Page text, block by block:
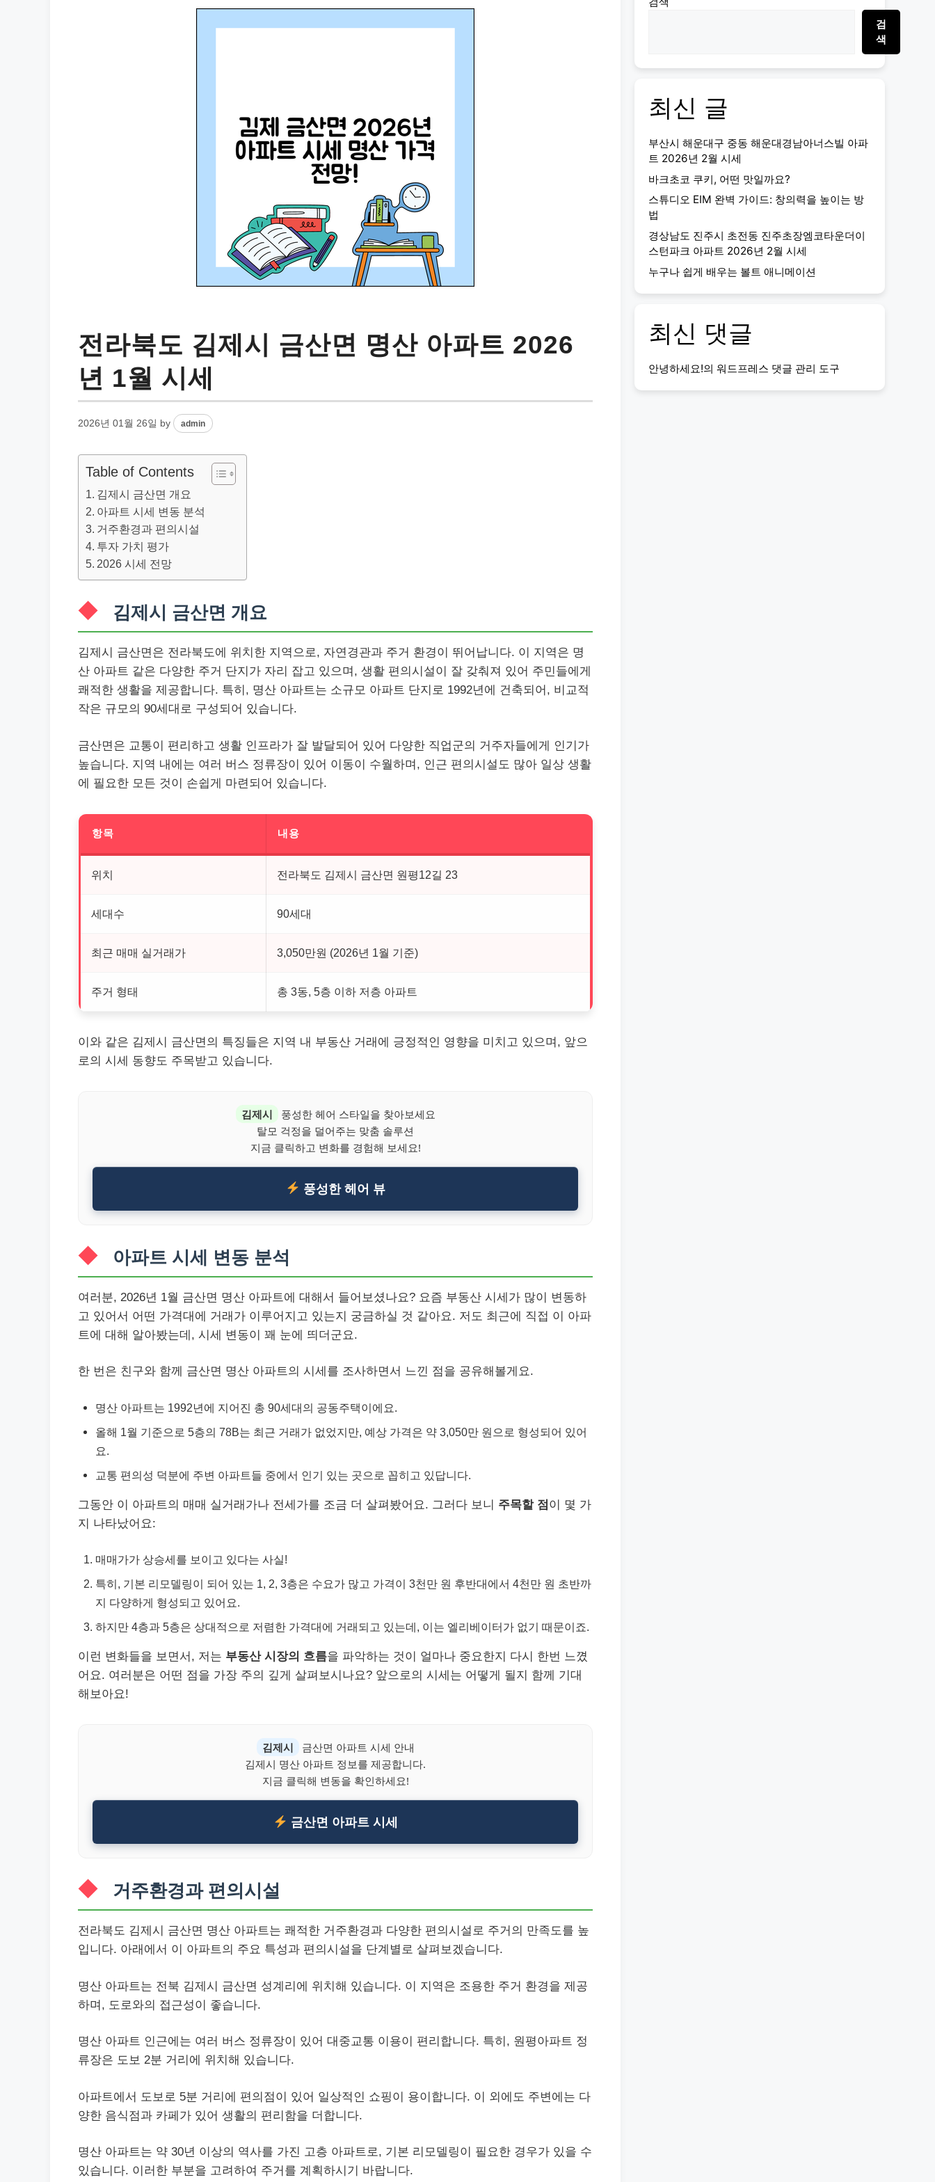
전라북도 김제시 금산면 명산 아파트 2026
년 1월 시세
2026년 01월 26일 by admin
Table of Contents
김제시 금산면 개요
아파트 시세 변동 분석
거주환경과 편의시설
투자 가치 평가
2026 시세 전망
김제시 금산면 개요
김제시 금산면은 전라북도에 위치한 지역으로, 자연경관과 주거 환경이 뛰어납니다. 이 지역은 명
산 아파트 같은 다양한 주거 단지가 자리 잡고 있으며, 생활 편의시설이 잘 갖춰져 있어 주민들에게
쾌적한 생활을 제공합니다. 특히, 명산 아파트는 소규모 아파트 단지로 1992년에 건축되어, 비교적
작은 규모의 90세대로 구성되어 있습니다.
금산면은 교통이 편리하고 생활 인프라가 잘 발달되어 있어 다양한 직업군의 거주자들에게 인기가
높습니다. 지역 내에는 여러 버스 정류장이 있어 이동이 수월하며, 인근 편의시설도 많아 일상 생활
에 필요한 모든 것이 손쉽게 마련되어 있습니다.
항목 내용
위치 전라북도 김제시 금산면 원평12길 23
세대수 90세대
최근 매매 실거래가 3,050만원 (2026년 1월 기준)
주거 형태 총 3동, 5층 이하 저층 아파트
이와 같은 김제시 금산면의 특징들은 지역 내 부동산 거래에 긍정적인 영향을 미치고 있으며, 앞으
로의 시세 동향도 주목받고 있습니다.
김제시
풍성한 헤어 스타일을 찾아보세요
탈모 걱정을 덜어주는 맞춤 솔루션
지금 클릭하고 변화를 경험해 보세요!
풍성한 헤어 뷰
아파트 시세 변동 분석
여러분, 2026년 1월 금산면 명산 아파트에 대해서 들어보셨나요? 요즘 부동산 시세가 많이 변동하
고 있어서 어떤 가격대에 거래가 이루어지고 있는지 궁금하실 것 같아요. 저도 최근에 직접 이 아파
트에 대해 알아봤는데, 시세 변동이 꽤 눈에 띄더군요.
한 번은 친구와 함께 금산면 명산 아파트의 시세를 조사하면서 느낀 점을 공유해볼게요.
명산 아파트는 1992년에 지어진 총 90세대의 공동주택이에요.
올해 1월 기준으로 5층의 78B는 최근 거래가 없었지만, 예상 가격은 약 3,050만 원으로 형성되어 있어
요.
교통 편의성 덕분에 주변 아파트들 중에서 인기 있는 곳으로 꼽히고 있답니다.
그동안 이 아파트의 매매 실거래가나 전세가를 조금 더 살펴봤어요. 그러다 보니 주목할 점 이 몇 가
지 나타났어요:
매매가가 상승세를 보이고 있다는 사실!
특히, 기본 리모델링이 되어 있는 1, 2, 3층은 수요가 많고 가격이 3천만 원 후반대에서 4천만 원 초반까
지 다양하게 형성되고 있어요.
하지만 4층과 5층은 상대적으로 저렴한 가격대에 거래되고 있는데, 이는 엘리베이터가 없기 때문이죠.
이런 변화들을 보면서, 저는 부동산 시장의 흐름을 파악하는 것이 얼마나 중요한지 다시 한번 느꼈
어요. 여러분은 어떤 점을 가장 주의 깊게 살펴보시나요? 앞으로의 시세는 어떻게 될지 함께 기대
해보아요!
김제시
금산면 아파트 시세 안내
김제시 명산 아파트 정보를 제공합니다.
지금 클릭해 변동을 확인하세요!
금산면 아파트 시세
거주환경과 편의시설
전라북도 김제시 금산면 명산 아파트는 쾌적한 거주환경과 다양한 편의시설로 주거의 만족도를 높
입니다. 아래에서 이 아파트의 주요 특성과 편의시설을 단계별로 살펴보겠습니다.
명산 아파트는 전북 김제시 금산면 성계리에 위치해 있습니다. 이 지역은 조용한 주거 환경을 제공
하며, 도로와의 접근성이 좋습니다.
명산 아파트 인근에는 여러 버스 정류장이 있어 대중교통 이용이 편리합니다. 특히, 원평아파트 정
류장은 도보 2분 거리에 위치해 있습니다.
아파트에서 도보로 5분 거리에 편의점이 있어 일상적인 쇼핑이 용이합니다. 이 외에도 주변에는 다
양한 음식점과 카페가 있어 생활의 편리함을 더합니다.
명산 아파트는 약 30년 이상의 역사를 가진 고층 아파트로, 기본 리모델링이 필요한 경우가 있을 수
있습니다. 이러한 부분을 고려하여 주거를 계획하시기 바랍니다.
검
색
최신 글
부산시 해운대구 중동 해운대경남아너스빌 아파
트 2026년 2월 시세
바크초코 쿠키, 어떤 맛일까요?
스튜디오 EIM 완벽 가이드: 창의력을 높이는 방
법
경상남도 진주시 초전동 진주초장엠코타운더이
스턴파크 아파트 2026년 2월 시세
누구나 쉽게 배우는 볼트 애니메이션
최신 댓글
안녕하세요!의 워드프레스 댓글 관리 도구